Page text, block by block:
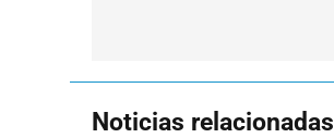
Noticias relacionadas